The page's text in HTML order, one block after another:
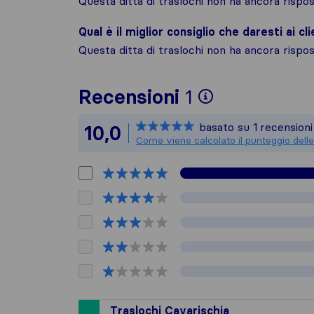
Qual è il miglior consiglio che daresti ai
Questa ditta di traslochi non ha ancora
Recensioni 1
Per avere
Sirelo non
Tutte le
10,0 basato su 1
Come viene calcolato il punteggio
Traslochi Cavarischia